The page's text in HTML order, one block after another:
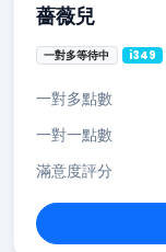
薔薇兒
一對多等待中 i349
一對多點數
一對一點數
滿意度評分